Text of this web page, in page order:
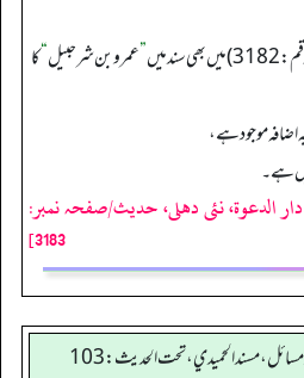
میں
”عمروبن شرحبیل“کا
موجود ہے،
ہے۔
الدعوة، نئى دهلى، حدیث/صفحہ نمبر:
3183]
و مسائل، مسند الحميدي، تحت الحديث:103